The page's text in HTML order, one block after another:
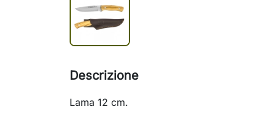
Descrizione
Lama 12 cm.